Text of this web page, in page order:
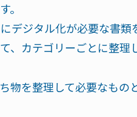
。
デジタル化が必要な書類
、カテゴリーごとに整理
物を整理して必要なもの